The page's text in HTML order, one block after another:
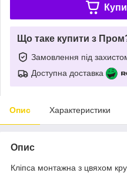
Що таке купити з
Замовлення під
Доступна доставка
Опис Характеристики
Опис
Кліпса монтажна з цвяхом